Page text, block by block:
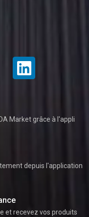
Market grâce à l'appli
depuis l'application
et recevez vos produits